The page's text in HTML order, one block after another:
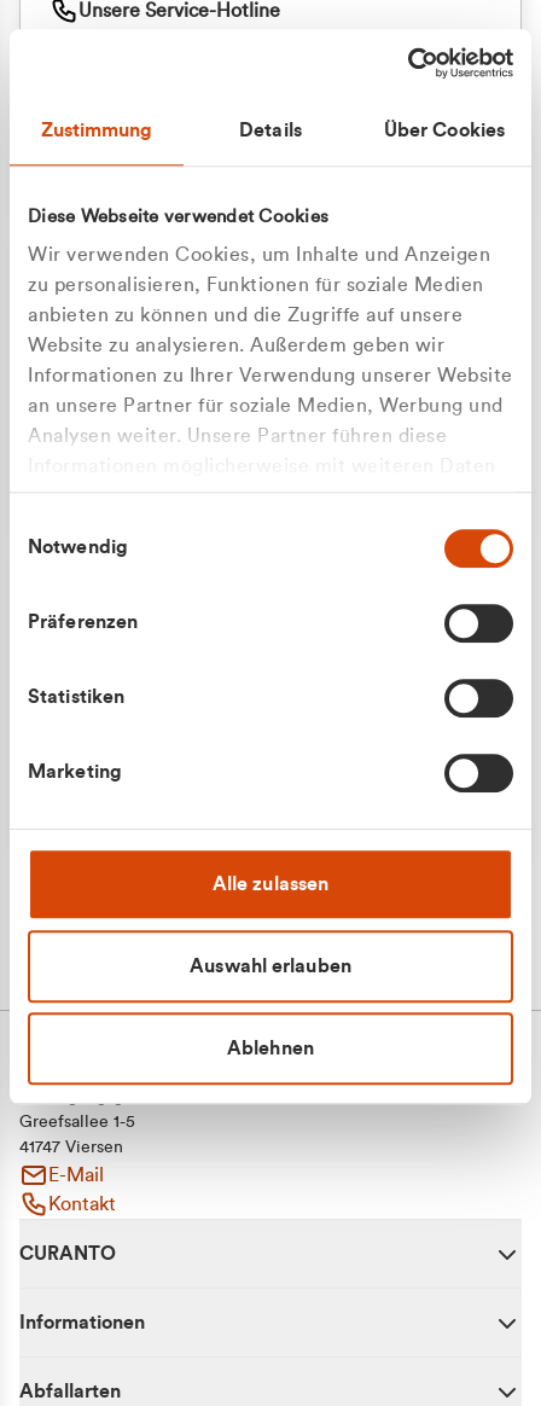
Zustimmung Details Über Cookies
Diese Webseite verwendet Cookies
Wir verwenden Cookies, um Inhalte und Anzeigen
zu personalisieren, Funktionen für soziale Medien
anbieten zu können und die Zugriffe auf unsere
Website zu analysieren. Außerdem geben wir
Informationen zu Ihrer Verwendung unserer Website
an unsere Partner für soziale Medien, Werbung und
Analysen weiter. Unsere Partner führen diese
gesammelt haben.
Notwendig
Präferenzen
Statistiken
Marketing
Alle zulassen
Auswahl erlauben
Ablehnen
Unsere Service-Hotline
+49 177 8376058
Apilash Balanesan
Greefsallee 1-5
41747 Viersen
E-Mail
Kontakt
CURANTO
Informationen
Abfallarten